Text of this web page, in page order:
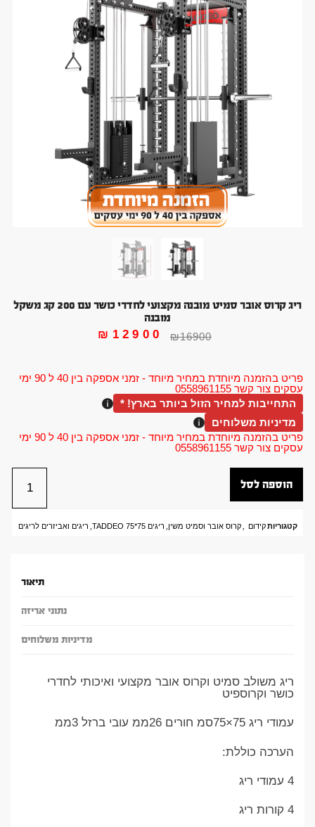
פריט בהזמנה מיוחדת במחיר מיוחד - זמני אספקה בין 40 ל 90 ימי
עסקים צור קשר 0558961155
ריג קרוס אובר סמיט מובנה מקצועי לחדרי כושר עם 200 קג משקל
מובנה
₪16900
₪ 12900
התחייבות למחיר הזול ביותר בארץ! *
מדיניות משלוחים
פריט בהזמנה מיוחדת במחיר מיוחד - זמני אספקה בין 40 ל 90 ימי
עסקים צור קשר 0558961155
הוספה לסל
קטגוריות קידום ,קרוס אובר וסמיט משין, ריגים 75*75 TADDEO , ריגים ואביזרים לריגים
תיאור
נתוני אריזה
מדיניות משלוחים
ריג משולב סמיט וקרוס אובר מקצועי ואיכותי לחדרי
כושר וקרוספיט
עמודי ריג 75×75סמ חורים 26ממ עובי ברזל 3ממ
הערכה כוללת:
4 עמודי ריג
4 קורות ריג